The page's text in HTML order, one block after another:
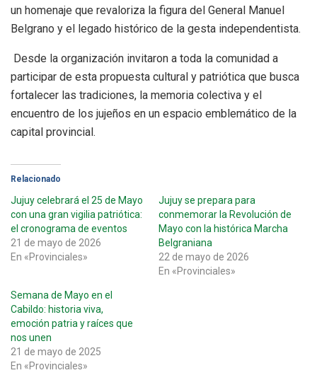
un homenaje que revaloriza la figura del General Manuel
Belgrano y el legado histórico de la gesta independentista.
Desde la organización invitaron a toda la comunidad a
participar de esta propuesta cultural y patriótica que busca
fortalecer las tradiciones, la memoria colectiva y el
encuentro de los jujeños en un espacio emblemático de la
capital provincial.
Relacionado
Jujuy celebrará el 25 de Mayo
con una gran vigilia patriótica:
el cronograma de eventos
21 de mayo de 2026
En «Provinciales»
Jujuy se prepara para
conmemorar la Revolución de
Mayo con la histórica Marcha
Belgraniana
22 de mayo de 2026
En «Provinciales»
Semana de Mayo en el
Cabildo: historia viva,
emoción patria y raíces que
nos unen
21 de mayo de 2025
En «Provinciales»